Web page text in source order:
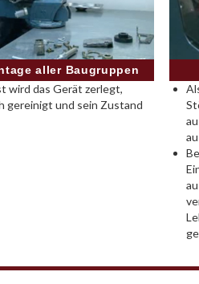
aller Baugruppen
wird das Gerät zerlegt,
gereinigt und sein Zustand